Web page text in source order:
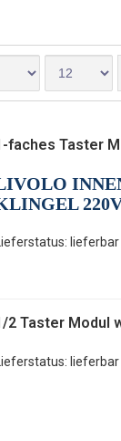
faches Taster
Lieferstatus: lieferbar
2 Taster Modul
Lieferstatus: lieferbar